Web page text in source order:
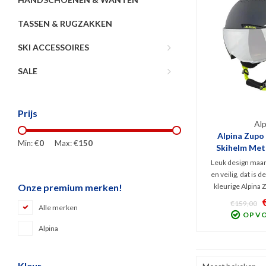
TASSEN & RUGZAKKEN
SKI ACCESSOIRES
SALE
Prijs
Min: €0 Max: €150
Onze premium merken!
Alle merken
Alpina
Alpina
Skihelm
Leuk design
en veilig, dat is
kleurige Alpina
Skihelm. Het
losse skibril is
vizierhelm
€159,00
OP